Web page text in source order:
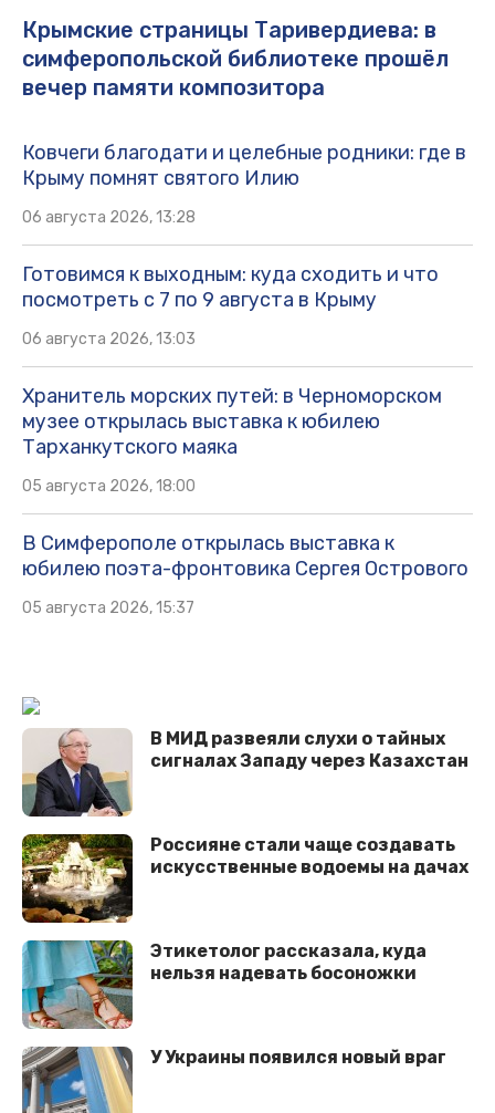
Крымские страницы Таривердиева: в
симферопольской библиотеке прошёл
вечер памяти композитора
Ковчеги благодати и целебные родники: где в
Крыму помнят святого Илию
06 августа 2026, 13:28
Готовимся к выходным: куда сходить и что
посмотреть с 7 по 9 августа в Крыму
06 августа 2026, 13:03
Хранитель морских путей: в Черноморском
музее открылась выставка к юбилею
Тарханкутского маяка
05 августа 2026, 18:00
В Симферополе открылась выставка к
юбилею поэта-фронтовика Сергея Острового
05 августа 2026, 15:37
В МИД развеяли слухи о тайных
сигналах Западу через Казахстан
Россияне стали чаще создавать
искусственные водоемы на дачах
Этикетолог рассказала, куда
нельзя надевать босоножки
У Украины появился новый враг